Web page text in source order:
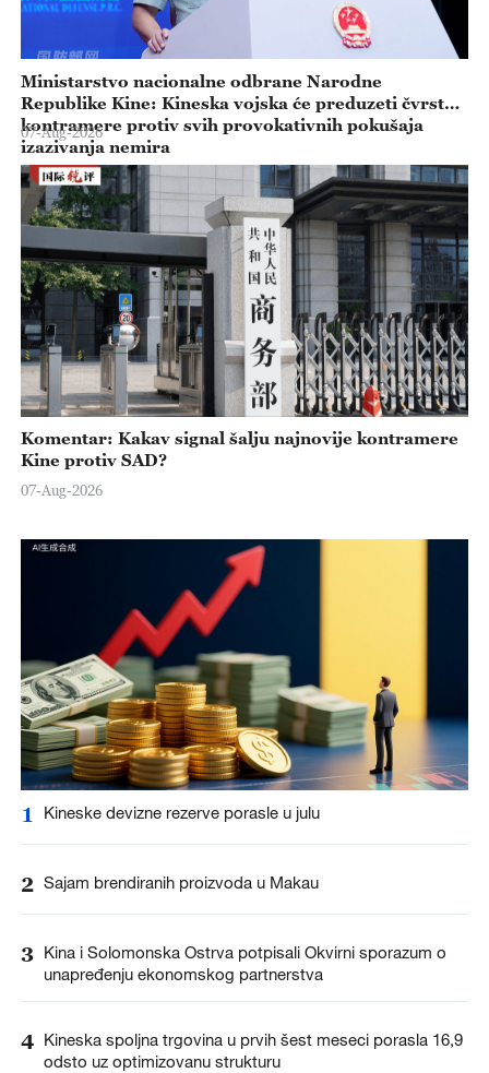
Ministarstvo nacionalne odbrane Narodne
Republike Kine: Kineska vojska će preduzeti čvrste
kontramere protiv svih provokativnih pokušaja
izazivanja nemira
07-Aug-2026
Komentar: Kakav signal šalju najnovije kontramere
Kine protiv SAD?
07-Aug-2026
1 Kineske devizne rezerve porasle u julu
2 Sajam brendiranih proizvoda u Makau
3 Kina i Solomonska Ostrva potpisali Okvirni sporazum o
unapređenju ekonomskog partnerstva
4 Kineska spoljna trgovina u prvih šest meseci porasla 16,9
odsto uz optimizovanu strukturu